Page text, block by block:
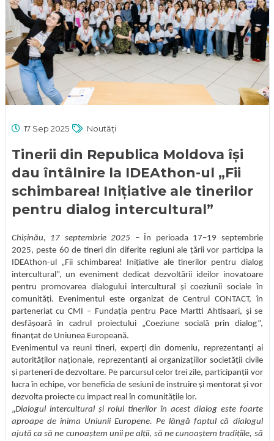
17 Sep 2025 Noutăți
Tinerii din Republica Moldova își
dau întâlnire la IDEAthon-ul „Fii
schimbarea! Inițiative ale tinerilor
pentru dialog intercultural”
Chișinău, 17 septembrie 2025 – În perioada 17–19 septembrie
2025, peste 60 de tineri din diferite regiuni ale țării vor participa la
IDEAthon-ul „Fii schimbarea! Inițiative ale tinerilor pentru dialog
intercultural”, un eveniment dedicat dezvoltării ideilor inovatoare
pentru promovarea dialogului intercultural și coeziunii sociale în
comunități. Evenimentul este organizat de Centrul CONTACT, în
parteneriat cu CMI – Fundația pentru Pace Martti Ahtisaari, și se
desfășoară în cadrul proiectului „Coeziune socială prin dialog”,
finanțat de Uniunea Europeană.
Evenimentul va reuni tineri, experți din domeniu, reprezentanți ai
autorităților naționale, reprezentanți ai organizațiilor societății civile
și parteneri de dezvoltare. Pe parcursul celor trei zile, participanții vor
lucra în echipe, vor beneficia de sesiuni de instruire și mentorat și vor
dezvolta proiecte cu impact real în comunitățile lor.
„Dialogul intercultural și rolul tinerilor în acest dialog este foarte
aproape de inima Uniunii Europene. Pe lângă faptul că dialogul
ajută ca să ne cunoaștem unii pe alții, să ne cunoaștem tradițiile, să